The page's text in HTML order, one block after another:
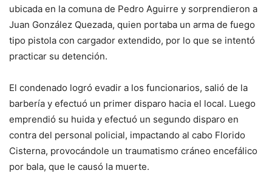
ubicada en la comuna de Pedro Aguirre y sorprendieron a
Juan González Quezada, quien portaba un arma de fuego
tipo pistola con cargador extendido, por lo que se intentó
practicar su detención.
El condenado logró evadir a los funcionarios, salió de la
barbería y efectuó un primer disparo hacia el local. Luego
emprendió su huida y efectuó un segundo disparo en
contra del personal policial, impactando al cabo Florido
Cisterna, provocándole un traumatismo cráneo encefálico
por bala, que le causó la muerte.